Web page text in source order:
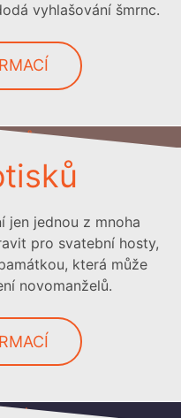
vyhlašování šmrnc.
jen jednou z mnoha
pro svatební hosty,
která může
novomanželů.